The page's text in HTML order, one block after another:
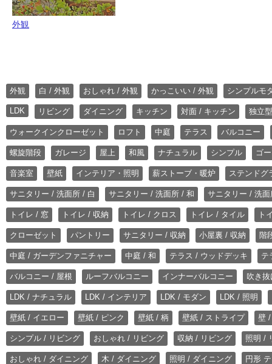
外観
外観 白 / 外観 おしゃれ / 外観 かっこいい / 外観 シンプルモ
LDK リビング ダイニング キッチン 対面 / キッチン 独立
ウォークインクローゼット ロフト 中庭 テラス バルコニー
螺旋階段 ガレージ 屋上 和風 ナチュラル シンプル ゴ
音楽室 壁紙 インテリア・照明 薪ストーブ・暖炉 ステンドグ
サニタリー / 洗面所 / 白 サニタリー / 洗面所 / 和 サニタリー / 洗
トイレ / 窓 トイレ / 収納 トイレ / クロス トイレ / タイル ト
クローゼット パントリー サニタリー / 収納 小屋裏 / 収納 階
中庭 / ガーデンファニチャー 中庭 / 和 テラス / ウッドデッキ テ
バルコニー / 屋根 ルーフバルコニー インナーバルコニー 吹き
LDK / ナチュラル LDK / インテリア LDK / モダン LDK / 照明
壁紙 / イエロー 壁紙 / ピンク 壁紙 / 柄 壁紙 / ストライプ 壁
シンプル / リビング おしゃれ / リビング 収納 / リビング 照明 /
おしゃれ / ダイニング 木 / ダイニング 照明 / ダイニング 円形